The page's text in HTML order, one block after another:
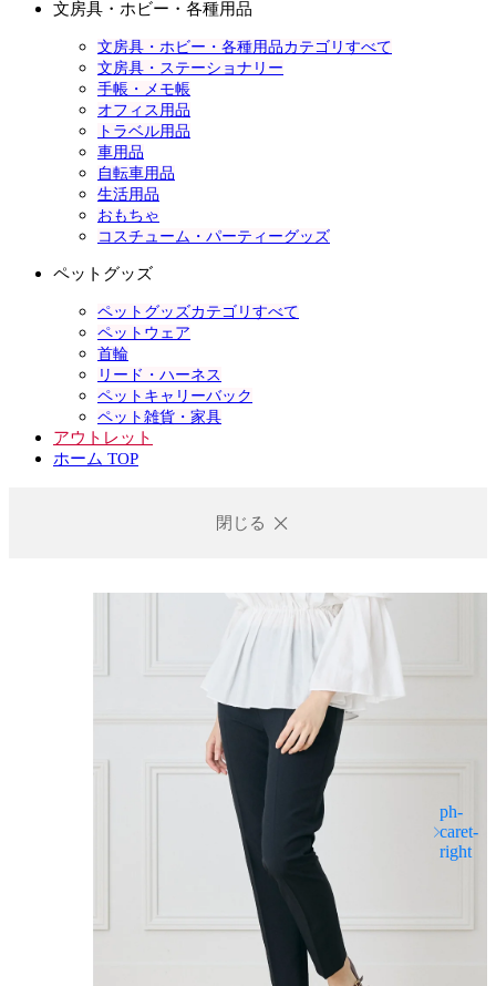
文房具・ホビー・各種用品
文房具・ホビー・各種用品カテゴリすべて
文房具・ステーショナリー
手帳・メモ帳
オフィス用品
トラベル用品
車用品
自転車用品
生活用品
おもちゃ
コスチューム・パーティーグッズ
ペットグッズ
ペットグッズカテゴリすべて
ペットウェア
首輪
リード・ハーネス
ペットキャリーバック
ペット雑貨・家具
アウトレット
ホーム TOP
閉じる